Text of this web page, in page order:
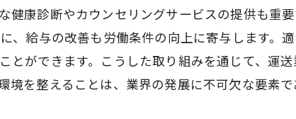
康診断やカウンセリングサービスの提供も重
、給与の改善も労働条件の向上に寄与します。
ができます。こうした取り組みを通じて、運
を整えることは、業界の発展に不可欠な要素